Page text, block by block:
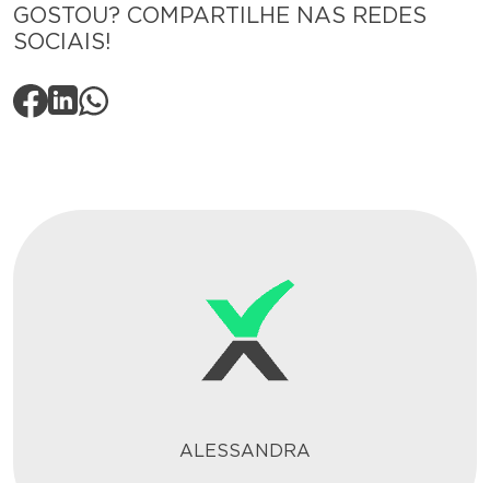
GOSTOU? COMPARTILHE NAS REDES
SOCIAIS!
ALESSANDRA